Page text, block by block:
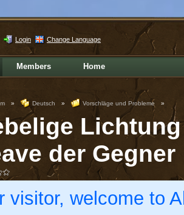
Login Change Language
Members Home
» Deutsch » Vorschläge und Probleme »
der Gegner
visitor, welcome to